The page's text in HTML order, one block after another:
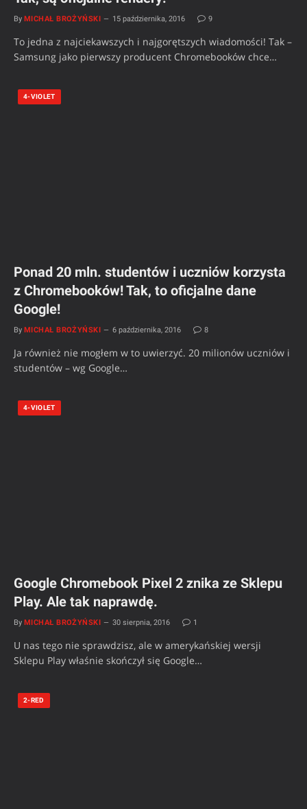
By MICHAŁ BROŻYŃSKI 15 października, 2016 9
To jedna z najciekawszych i najgorętszych wiadomości! Tak –
Samsung jako pierwszy producent Chromebooków chce…
4-VIOLET
Ponad 20 mln. studentów i uczniów korzysta
z Chromebooków! Tak, to oficjalne dane
Google!
By MICHAŁ BROŻYŃSKI 6 października, 2016 8
Ja również nie mogłem w to uwierzyć. 20 milionów uczniów i
studentów – wg Google…
4-VIOLET
Google Chromebook Pixel 2 znika ze Sklepu
Play. Ale tak naprawdę.
By MICHAŁ BROŻYŃSKI 30 sierpnia, 2016 1
U nas tego nie sprawdzisz, ale w amerykańskiej wersji
Sklepu Play właśnie skończył się Google…
2-RED